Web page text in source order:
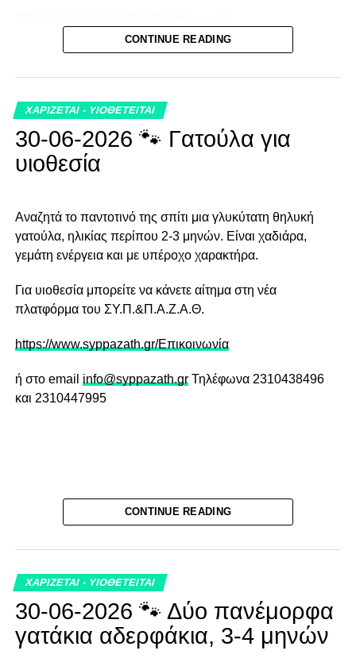
ή στο email info@syppazath.gr Τηλέφωνα 2310438496
CONTINUE READING
ΧΑΡΙΖΕΤΑΙ - ΥΙΟΘΕΤΕΙΤΑΙ
30-06-2026 🐾 Γατούλα για
υιοθεσία
Αναζητά το παντοτινό της σπίτι μια γλυκύτατη θηλυκή
γατούλα, ηλικίας περίπου 2-3 μηνών. Είναι χαδιάρα,
γεμάτη ενέργεια και με υπέροχο χαρακτήρα.
Για υιοθεσία μπορείτε να κάνετε αίτημα στη νέα
πλατφόρμα του ΣΥ.Π.&Π.Α.Ζ.Α.Θ.
https://www.syppazath.gr/Επικοινωνία
ή στο email info@syppazath.grΤηλέφωνα 2310438496
και 2310447995
CONTINUE READING
ΧΑΡΙΖΕΤΑΙ - ΥΙΟΘΕΤΕΙΤΑΙ
30-06-2026 🐾 Δύο πανέμορφα
γατάκια αδερφάκια, 3-4 μηνών